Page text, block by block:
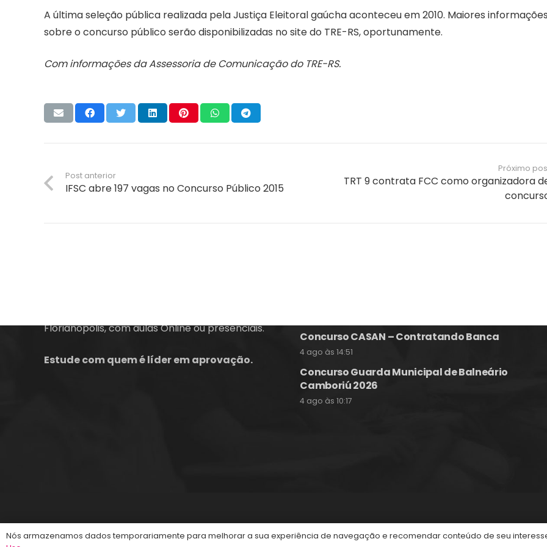
A última seleção pública realizada pela Justiça Eleitoral gaúcha aconteceu em 2010. Maiores informações
sobre o concurso público serão disponibilizadas no site do TRE-RS, oportunamente.
Com informações da Assessoria de Comunicação do TRE-RS.
Post anterior
IFSC abre 197 vagas no Concurso Público 2015
Próximo
TRT 9 contrata FCC como organizadora
Florianópolis, com aulas Online ou presenciais.
Estude com quem é líder em aprovação.
Concurso CASAN – Contratando Banca
4 ago às 14:51
Concurso Guarda Municipal de Balneário
Camboriú 2026
4 ago às 10:17
©2013-2024Energia Concursos. Todos os direitos reservados.
Nós armazenamos dados temporariamente para melhorar a sua experiência de navegação e recomendar conteúdo de seu